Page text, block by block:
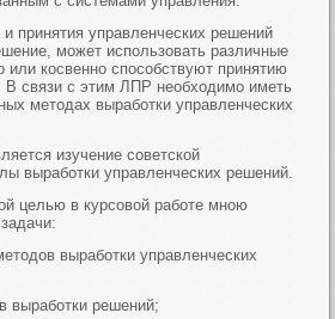
и принятия управленческих решений
может использовать различные
косвенно способствуют принятию
связи с этим ЛПР необходимо иметь
методах выработки управленческих
изучение советской
выработки управленческих решений.
целью в курсовой работе мною
выработки управленческих
выработки решений;